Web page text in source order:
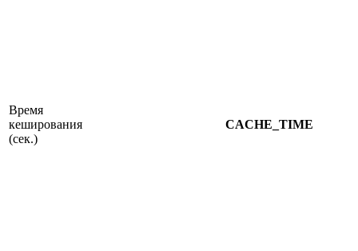
Время
кеширования
(сек.)
CACHE_TIME